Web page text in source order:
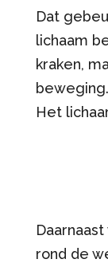
Dat
lichaam
kraken,
Het
rond de